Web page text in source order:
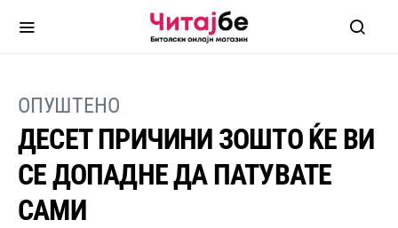
ОПУШТЕНО
ДЕСЕТ ПРИЧИНИ ЗОШТО ЌЕ ВИ
СЕ ДОПАДНЕ ДА ПАТУВАТЕ
САМИ